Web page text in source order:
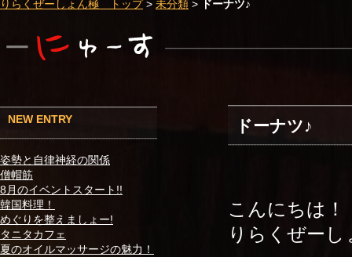
りらくぜーしょん極 トップ> 未分類 > ドーナツ♪
NEW ENTRY
姿勢と自律神経の関係
僧帽筋
8月のイベントスタート!!
韓国料理！
めぐりを整えましょー!
タニタカフェ
夏のオイルマッサージの魅力！
ドーナツ♪
こんにちは！
りらくぜー